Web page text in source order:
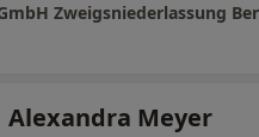
Alexandra Meyer